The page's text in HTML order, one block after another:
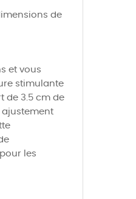
de
et vous
stimulante
de 3.5 cm de
ajustement
les